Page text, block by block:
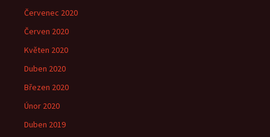
Červenec 2020
Červen 2020
Květen 2020
Duben 2020
Březen 2020
Únor 2020
Duben 2019